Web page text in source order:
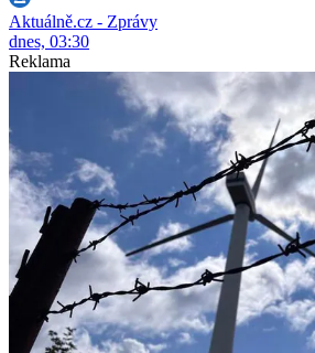
Aktuálně.cz - Zprávy
dnes, 03:30
Reklama